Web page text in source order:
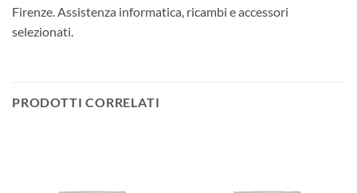
Firenze. Assistenza informatica, ricambi e accessori
selezionati.
PRODOTTI CORRELATI